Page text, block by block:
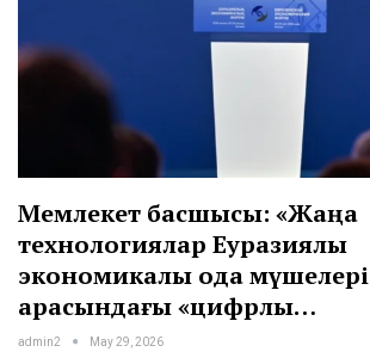
Мемлекет басшысы: «Жаңа
технологиялар Еуразиялық
экономикалық одақ мүшелері
арасындағы «цифрлық…
admin2 May 29, 2026